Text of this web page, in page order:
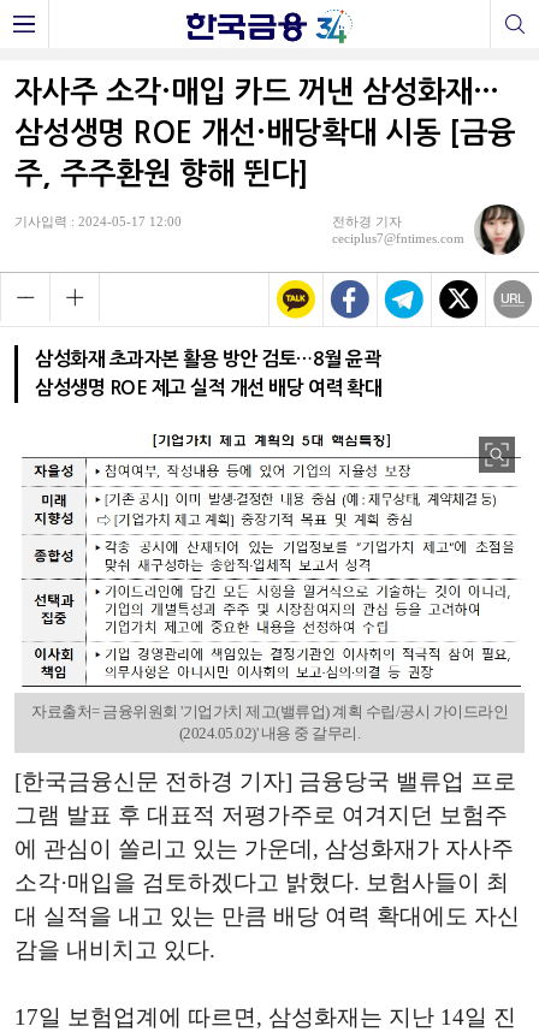
자사주 소각·매입 카드 꺼낸 삼성화재…
삼성생명 ROE 개선·배당확대 시동 [금융
주, 주주환원 향해 뛴다]
기사입력 : 2024-05-17 12:00
전하경 기자
ceciplus7@fntimes.com
삼성화재 초과자본 활용 방안 검토…8월 윤곽
삼성생명 ROE 제고 실적 개선 배당 여력 확대
자료출처= 금융위원회 '기업가치 제고(밸류업) 계획 수립/공시 가이드라인
(2024.05.02)' 내용 중 갈무리.
[한국금융신문 전하경 기자] 금융당국 밸류업 프로
그램 발표 후 대표적 저평가주로 여겨지던 보험주
에 관심이 쏠리고 있는 가운데, 삼성화재가 자사주
소각·매입을 검토하겠다고 밝혔다. 보험사들이 최
대 실적을 내고 있는 만큼 배당 여력 확대에도 자신
감을 내비치고 있다.
17일 보험업계에 따르면, 삼성화재는 지난 14일 진